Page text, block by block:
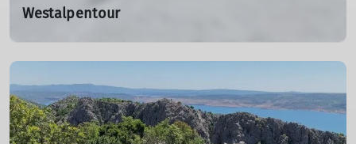
Westalpentour
Westalpen mit beeindruckenden Bergpanoramen.
mehr erfahren